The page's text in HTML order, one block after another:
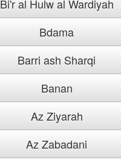
Bi'r al Hulw al Wardiyah
Bdama
Barri ash Sharqi
Banan
Az Ziyarah
Az Zabadani